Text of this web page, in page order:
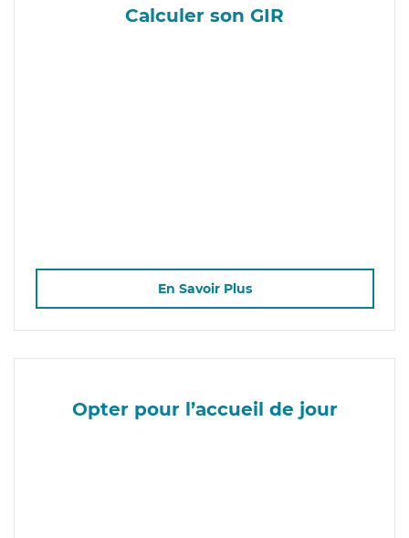
Calculer son GIR
En Savoir Plus
Opter pour l’accueil de jour